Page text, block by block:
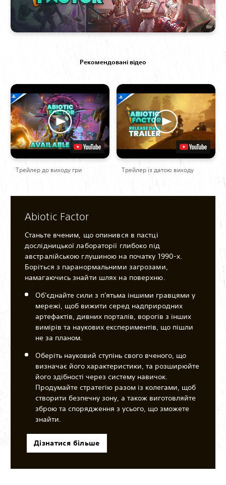
Рекомендовані відео
Трейлер до виходу гри Трейлер із датою виходу
Abiotic Factor
Станьте вченим, що опинився в пастці
дослідницької лабораторії глибоко під
австралійською глушиною на початку 1990-х.
Боріться з паранормальними загрозами,
намагаючись знайти шлях на поверхню.
Об'єднайте сили з п'ятьма іншими гравцями у
мережі, щоб вижити серед надприродних
артефактів, дивних порталів, ворогів з інших
вимірів та наукових експериментів, що пішли
не за планом.
Оберіть науковий ступінь свого вченого, що
визначає його характеристики, та розширюйте
його здібності через систему навичок.
Продумайте стратегію разом із колегами, щоб
створити безпечну зону, а також виготовляйте
зброю та спорядження з усього, що зможете
знайти.
Дізнатися більше